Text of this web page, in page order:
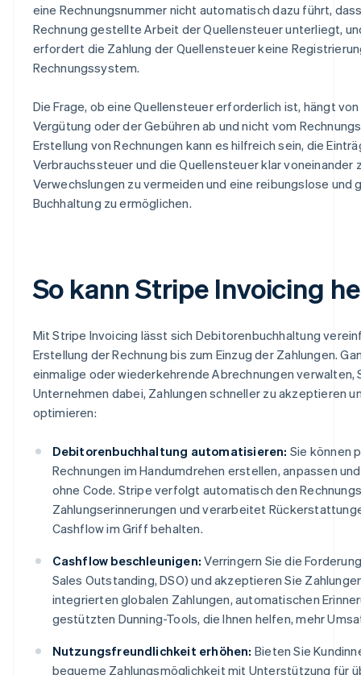
eine Rechnungsnummer nicht automatisch dazu führt,
Rechnung gestellte Arbeit der Quellensteuer unterliegt,
erfordert die Zahlung der Quellensteuer keine
Rechnungssystem.
Die Frage, ob eine Quellensteuer erforderlich ist, hängt
Vergütung oder der Gebühren ab und nicht vom
Erstellung von Rechnungen kann es hilfreich sein, die
Verbrauchssteuer und die Quellensteuer klar voneinander
Verwechslungen zu vermeiden und eine reibungslose und
Buchhaltung zu ermöglichen.
So kann Stripe Invoicing
Mit Stripe Invoicing lässt sich Debitorenbuchhaltung
Erstellung der Rechnung bis zum Einzug der Zahlungen.
einmalige oder wiederkehrende Abrechnungen verwalten,
Unternehmen dabei, Zahlungen schneller zu akzeptieren
optimieren:
Debitorenbuchhaltung automatisieren: Sie können
Rechnungen im Handumdrehen erstellen, anpassen
ohne Code. Stripe verfolgt automatisch den
Zahlungserinnerungen und verarbeitet
Cashflow im Griff behalten.
Cashflow beschleunigen: Verringern Sie die
Sales Outstanding, DSO) und akzeptieren Sie
integrierten globalen Zahlungen, automatischen
gestützten Dunning-Tools, die Ihnen helfen, mehr
Nutzungsfreundlichkeit erhöhen: Bieten Sie
bequeme Zahlungsmöglichkeit mit Unterstützung für